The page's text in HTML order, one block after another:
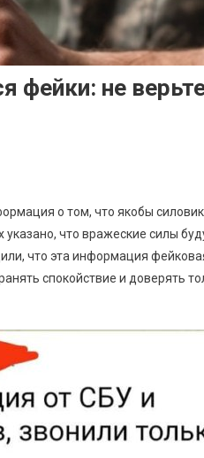
фейки: не
о том, что якобы
что вражеские силы
что эта информация
спокойствие и доверять